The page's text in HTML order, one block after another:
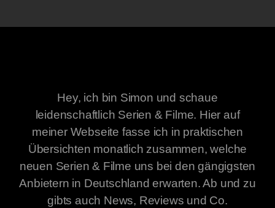
Hey, ich bin Simon und schaue
leidenschaftlich Serien & Filme. Hier auf
meiner Webseite fasse ich in praktischen
Übersichten monatlich zusammen, welche
neuen Serien & Filme uns bei den gängigsten
Anbietern in Deutschland erwarten. Ab und zu
gibts auch News, Reviews und Co.